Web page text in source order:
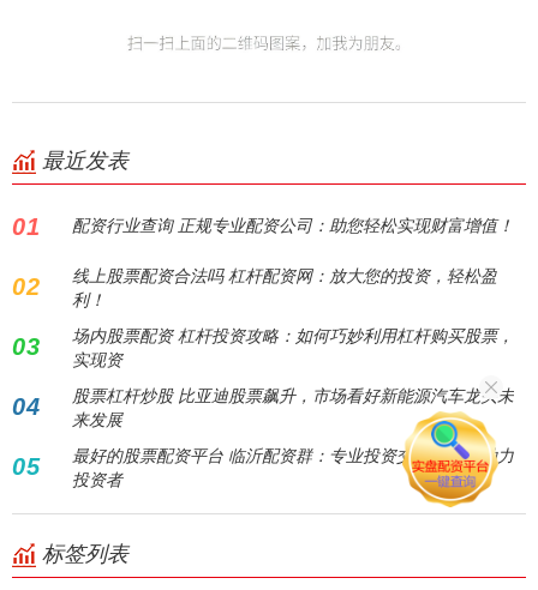
最近发表
01 配资行业查询 正规专业配资公司：助您轻松实现财富增值！
02
线上股票配资合法吗 杠杆配资网：放大您的投资，轻松盈
利！
03
场内股票配资 杠杆投资攻略：如何巧妙利用杠杆购买股票，
实现资
04
股票杠杆炒股 比亚迪股票飙升，市场看好新能源汽车龙头未
来发展
05
最好的股票配资平台 临沂配资群：专业投资交流平台，助力
投资者
标签列表